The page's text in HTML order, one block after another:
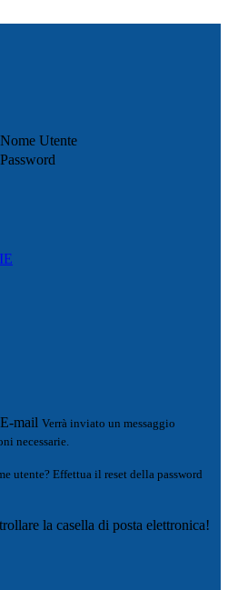
Nome Utente
Password
E-mail Verrà inviato un messaggio
necessarie.
utente? Effettua il reset della password
la casella di posta elettronica!